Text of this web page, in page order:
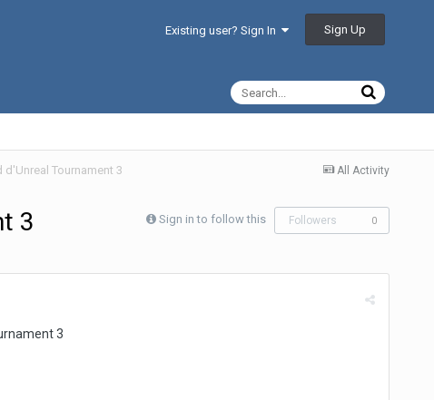
Existing user? Sign In Sign Up
All Activity
Tournament 3
Sign in to follow this Followers 0
3
3